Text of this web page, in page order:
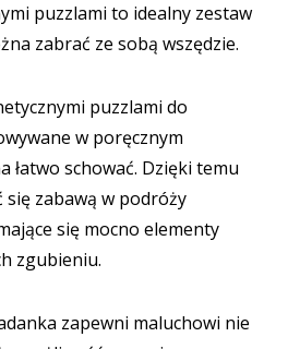
puzzlami to idealny zestaw
zabrać ze sobą wszędzie.
puzzlami do
w poręcznym
łatwo schować. Dzięki temu
się zabawą w podróży
się mocno elementy
zgubieniu.
zapewni maluchowi nie